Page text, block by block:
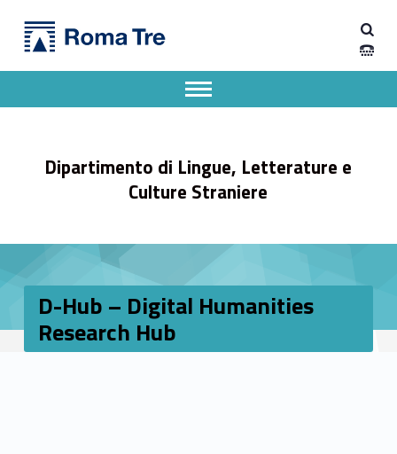
D-Hub - Digital Humanities Research Hub - Dipartimento di Lingue, Letterature e Culture Straniere
Dipartimento di Lingue, Letterature e Culture Straniere dell'Università degli Studi Roma Tre
Dipartimento di Lingue, Letterature e
Culture Straniere
Apri il menu secondario
Header info sidebar
D-Hub – Digital Humanities
Research Hub